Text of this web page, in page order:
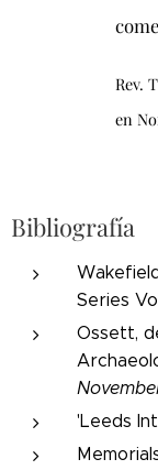
Rev.
en
Bibliografía
Series
Ossett,
'Leeds